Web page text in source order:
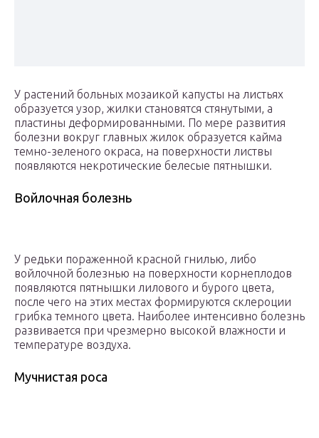
У растений больных мозаикой капусты на листьях
образуется узор, жилки становятся стянутыми, а
пластины деформированными. По мере развития
болезни вокруг главных жилок образуется кайма
темно-зеленого окраса, на поверхности листвы
появляются некротические белесые пятнышки.
Войлочная болезнь
У редьки пораженной красной гнилью, либо
войлочной болезнью на поверхности корнеплодов
появляются пятнышки лилового и бурого цвета,
после чего на этих местах формируются склероции
грибка темного цвета. Наиболее интенсивно болезнь
развивается при чрезмерно высокой влажности и
температуре воздуха.
Мучнистая роса